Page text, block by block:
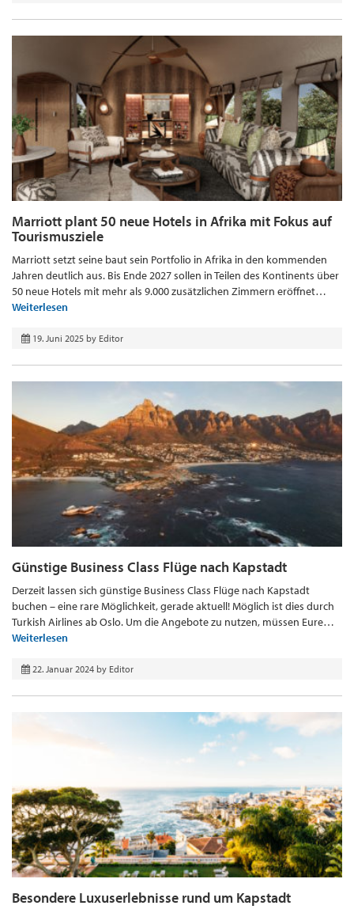
Marriott plant 50 neue Hotels in Afrika mit Fokus auf
Tourismusziele
Marriott setzt seine baut sein Portfolio in Afrika in den kommenden
Jahren deutlich aus. Bis Ende 2027 sollen in Teilen des Kontinents über
50 neue Hotels mit mehr als 9.000 zusätzlichen Zimmern eröffnet…
Weiterlesen
19. Juni 2025 by Editor
Günstige Business Class Flüge nach Kapstadt
Derzeit lassen sich günstige Business Class Flüge nach Kapstadt
buchen – eine rare Möglichkeit, gerade aktuell! Möglich ist dies durch
Turkish Airlines ab Oslo. Um die Angebote zu nutzen, müssen Eure…
Weiterlesen
22. Januar 2024 by Editor
Besondere Luxuserlebnisse rund um Kapstadt